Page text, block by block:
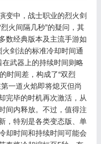
中，战士职业的烈火剑
火间隔几秒”的疑问，其
数经典版本及主流手游如
火剑法的标准冷却时间通
武器上的持续时间则略
时间差，构成了“双烈
一道火焰即将熄灭但尚
完毕的时机再次激活，从
间内释放。不过，值得注
，特别是各类变态版、单
却时间和持续时间可能会